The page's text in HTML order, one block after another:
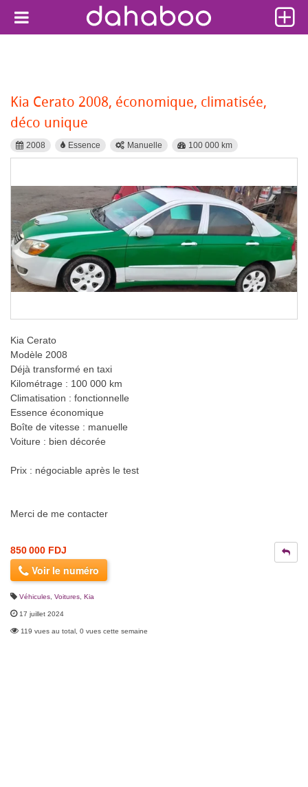
Kia Cerato 2008, économique, climatisée,
déco unique
2008 Essence Manuelle 100 000 km
Kia Cerato
Modèle 2008
Déjà transformé en taxi
Kilométrage : 100 000 km
Climatisation : fonctionnelle
Essence économique
Boîte de vitesse : manuelle
Voiture : bien décorée
Prix : négociable après le test
Merci de me contacter
850 000 FDJ
Voir le numéro
Véhicules Voitures Kia
17 juillet 2024
119 vues au total, 0 vues cette semaine